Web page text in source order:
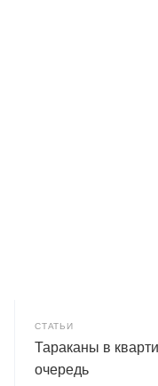
СТАТЬИ
Тараканы в
очередь